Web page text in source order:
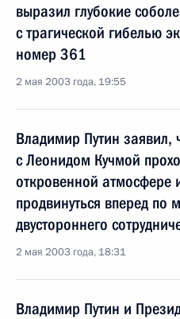
выразил глубокие
с трагической гибелью
номер 361
2 мая 2003 года, 19:55
Владимир Путин заявил,
с Леонидом Кучмой
откровенной атмосфере
продвинуться вперед по
двустороннего
2 мая 2003 года, 18:31
Владимир Путин и